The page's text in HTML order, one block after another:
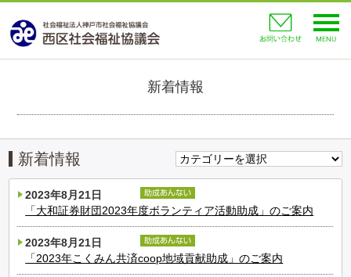
新着情報
新着情報
2023年8月21日
「大和証券財団2023年度ボランティア活動助成」のご案内
2023年8月21日
「2023年こくみん共済coop地域貢献助成」のご案内